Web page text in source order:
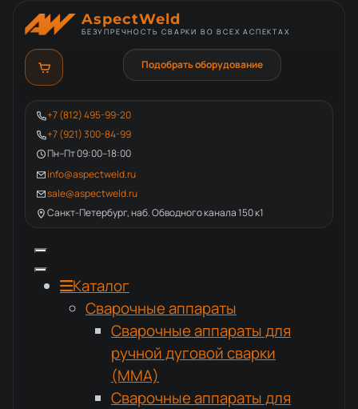
AspectWeld
БЕЗУПРЕЧНОСТЬ СВАРКИ ВО ВСЕХ АСПЕКТАХ
+7 (812) 495-99-20
+7 (921) 300-84-99
Пн–Пт 09:00–18:00
info@aspectweld.ru
sale@aspectweld.ru
Санкт-Петербург, наб. Обводного канала 150 к1
Подобрать оборудование
Каталог
Сварочные аппараты
Сварочные аппараты для
ручной дуговой сварки
(MMA)
Сварочные аппараты для